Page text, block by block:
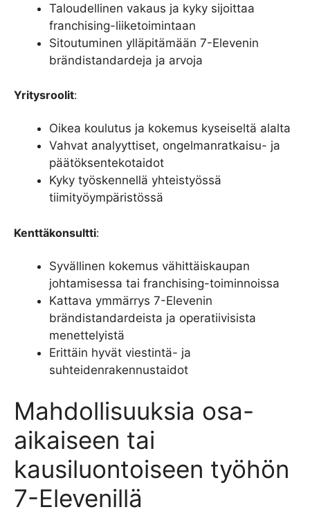
Taloudellinen vakaus ja kyky sijoittaa
franchising-liiketoimintaan
Sitoutuminen ylläpitämään 7-Elevenin
brändistandardeja ja arvoja
Yritysroolit:
Oikea koulutus ja kokemus kyseiseltä alalta
Vahvat analyyttiset, ongelmanratkaisu- ja
päätöksentekotaidot
Kyky työskennellä yhteistyössä
tiimityöympäristössä
Kenttäkonsultti:
Syvällinen kokemus vähittäiskaupan
johtamisessa tai franchising-toiminnoissa
Kattava ymmärrys 7-Elevenin
brändistandardeista ja operatiivisista
menettelyistä
Erittäin hyvät viestintä- ja
suhteidenrakennustaidot
Mahdollisuuksia osa-
aikaiseen tai
kausiluontoiseen työhön
7-Elevenillä